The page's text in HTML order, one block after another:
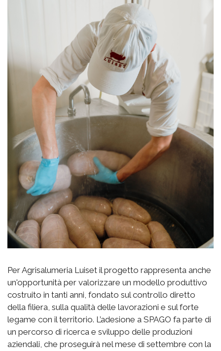
Per Agrisalumeria Luiset il progetto rappresenta anche
un'opportunità per valorizzare un modello produttivo
costruito in tanti anni, fondato sul controllo diretto
della filiera, sulla qualità delle lavorazioni e sul forte
legame con il territorio. L’adesione a SPAGO fa parte di
un percorso di ricerca e sviluppo delle produzioni
aziendali, che proseguirà nel mese di settembre con la